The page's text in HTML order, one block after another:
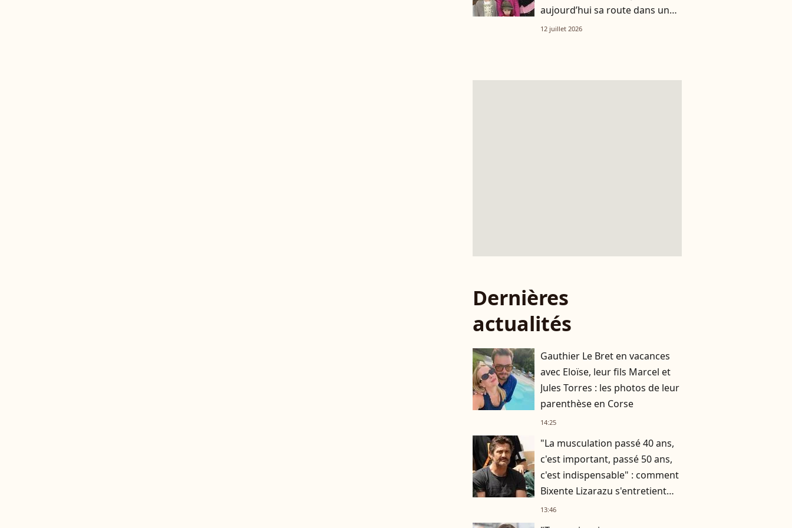
aujourd’hui sa route dans un
tout autre univers
12 juillet 2026
Dernières
actualités
Gauthier Le Bret en vacances
avec Eloïse, leur fils Marcel et
Jules Torres : les photos de leur
parenthèse en Corse
14:25
"La musculation passé 40 ans,
c'est important, passé 50 ans,
c'est indispensable" : comment
Bixente Lizarazu s'entretient
assidûment pour rester musclé
13:46